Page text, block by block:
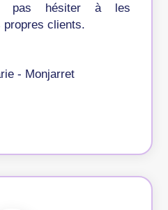
pas hésiter à les
clients.
- Monjarret